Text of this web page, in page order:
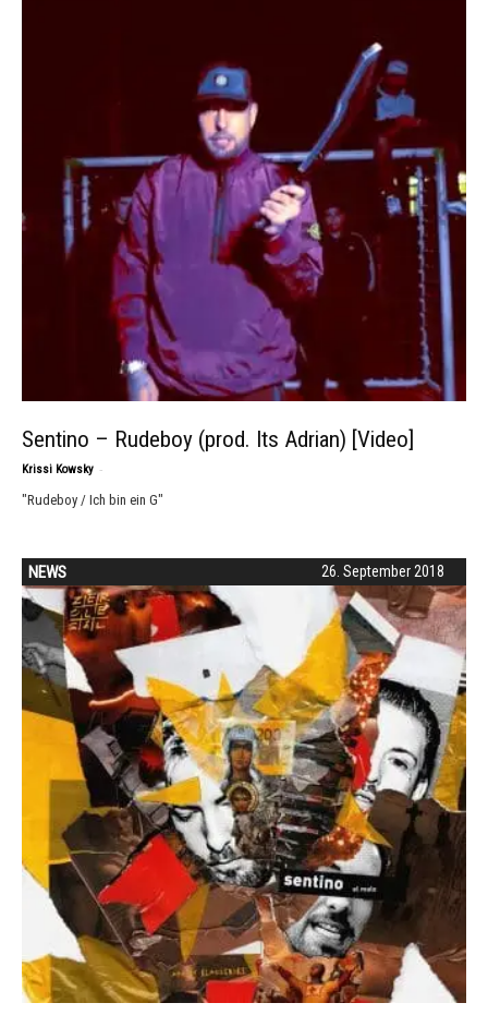
Sentino – Rudeboy (prod. Its Adrian) [Video]
Krissi Kowsky -
"Rudeboy / Ich bin ein G"
26. September 2018
NEWS